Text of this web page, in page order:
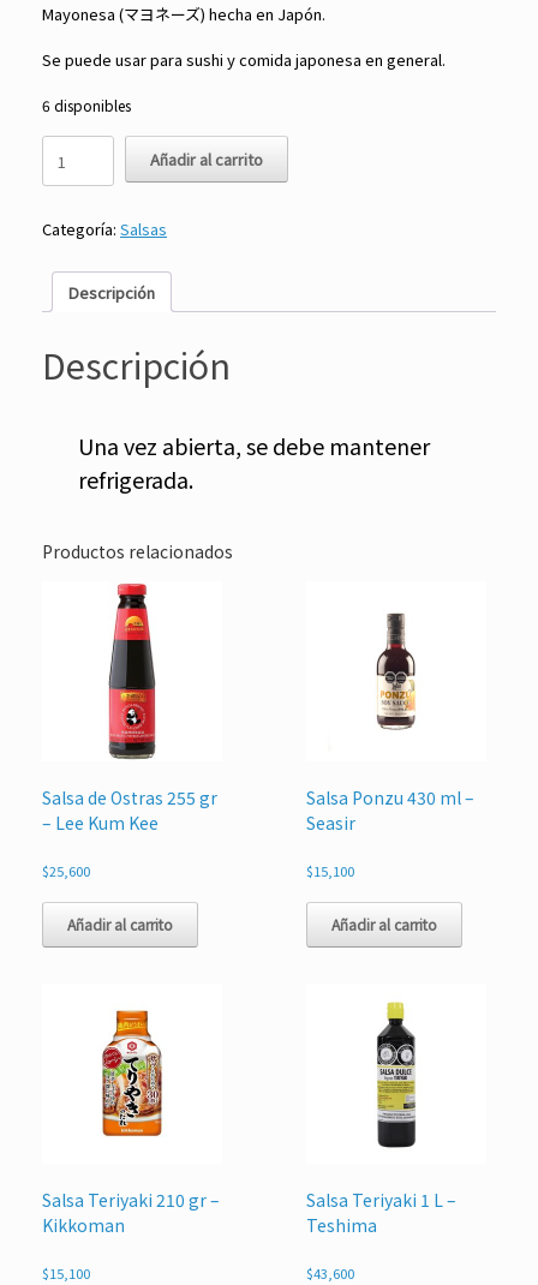
Mayonesa (マヨネーズ) hecha en Japón.
Se puede usar para sushi y comida japonesa en general.
6 disponibles
Japonesa
300
-
Choice
cantidad
Añadir al carrito
Categoría: Salsas
Descripción
Descripción
Una vez abierta, se debe mantener
refrigerada.
Productos relacionados
Salsa de Ostras 255 gr
– Lee Kum Kee
$25,600
Añadir al carrito
Salsa Ponzu 430 ml –
Seasir
$15,100
Añadir al carrito
Salsa Teriyaki 210 gr –
Kikkoman
$15,100
Salsa Teriyaki 1 L –
Teshima
$43,600